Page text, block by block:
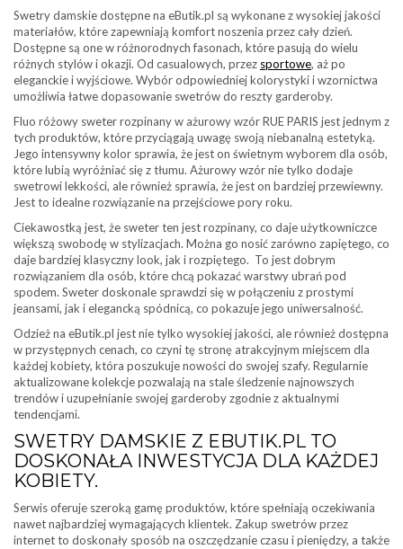
Swetry damskie dostępne na eButik.pl są wykonane z wysokiej jakości
materiałów, które zapewniają komfort noszenia przez cały dzień.
Dostępne są one w różnorodnych fasonach, które pasują do wielu
różnych stylów i okazji. Od casualowych, przez sportowe, aż po
eleganckie i wyjściowe. Wybór odpowiedniej kolorystyki i wzornictwa
umożliwia łatwe dopasowanie swetrów do reszty garderoby.
Fluo różowy sweter rozpinany w ażurowy wzór RUE PARIS jest jednym z
tych produktów, które przyciągają uwagę swoją niebanalną estetyką.
Jego intensywny kolor sprawia, że jest on świetnym wyborem dla osób,
które lubią wyróżniać się z tłumu. Ażurowy wzór nie tylko dodaje
swetrowi lekkości, ale również sprawia, że jest on bardziej przewiewny.
Jest to idealne rozwiązanie na przejściowe pory roku.
Ciekawostką jest, że sweter ten jest rozpinany, co daje użytkowniczce
większą swobodę w stylizacjach. Można go nosić zarówno zapiętego, co
daje bardziej klasyczny look, jak i rozpiętego. To jest dobrym
rozwiązaniem dla osób, które chcą pokazać warstwy ubrań pod
spodem. Sweter doskonale sprawdzi się w połączeniu z prostymi
jeansami, jak i elegancką spódnicą, co pokazuje jego uniwersalność.
Odzież na eButik.pl jest nie tylko wysokiej jakości, ale również dostępna
w przystępnych cenach, co czyni tę stronę atrakcyjnym miejscem dla
każdej kobiety, która poszukuje nowości do swojej szafy. Regularnie
aktualizowane kolekcje pozwalają na stale śledzenie najnowszych
trendów i uzupełnianie swojej garderoby zgodnie z aktualnymi
tendencjami.
SWETRY DAMSKIE Z EBUTIK.PL TO
DOSKONAŁA INWESTYCJA DLA KAŻDEJ
KOBIETY.
Serwis oferuje szeroką gamę produktów, które spełniają oczekiwania
nawet najbardziej wymagających klientek. Zakup swetrów przez
internet to doskonały sposób na oszczędzanie czasu i pieniędzy, a także